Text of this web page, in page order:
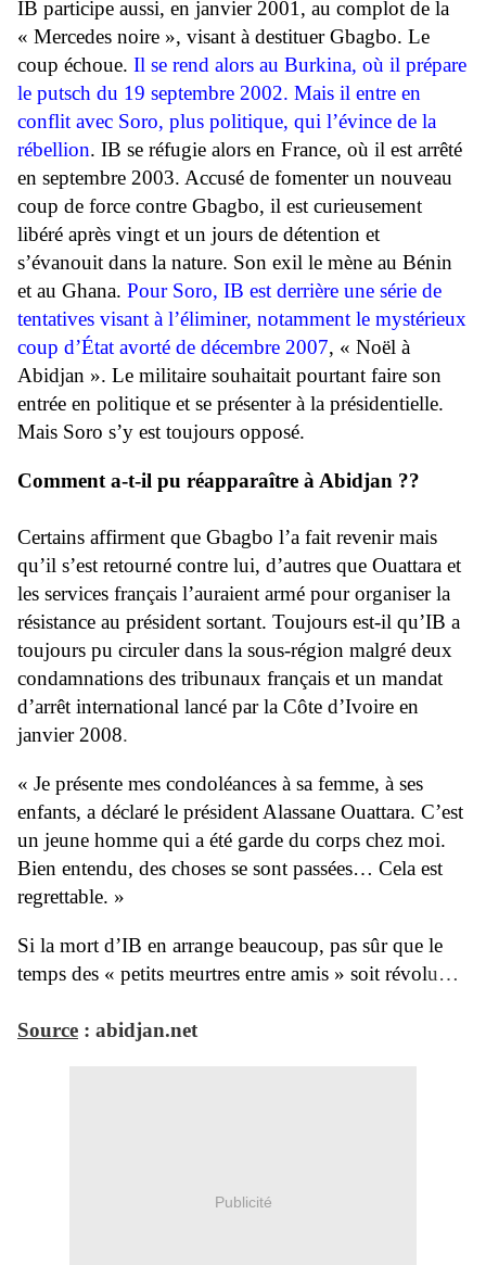
IB participe aussi, en janvier 2001, au complot de la
« Mercedes noire », visant à destituer Gbagbo. Le
coup échoue. Il se rend alors au Burkina, où il prépare
le putsch du 19 septembre 2002. Mais il entre en
conflit avec Soro, plus politique, qui l’évince de la
rébellion. IB se réfugie alors en France, où il est arrêté
en septembre 2003. Accusé de fomenter un nouveau
coup de force contre Gbagbo, il est curieusement
libéré après vingt et un jours de détention et
s’évanouit dans la nature. Son exil le mène au Bénin
et au Ghana. Pour Soro, IB est derrière une série de
tentatives visant à l’éliminer, notamment le mystérieux
coup d’État avorté de décembre 2007, « Noël à
Abidjan ». Le militaire souhaitait pourtant faire son
entrée en politique et se présenter à la présidentielle.
Mais Soro s’y est toujours opposé.
Comment a-t-il pu réapparaître à Abidjan ??
Certains affirment que Gbagbo l’a fait revenir mais
qu’il s’est retourné contre lui, d’autres que Ouattara et
les services français l’auraient armé pour organiser la
résistance au président sortant. Toujours est-il qu’IB a
toujours pu circuler dans la sous-région malgré deux
condamnations des tribunaux français et un mandat
d’arrêt international lancé par la Côte d’Ivoire en
janvier 2008.
« Je présente mes condoléances à sa femme, à ses
enfants, a déclaré le président Alassane Ouattara. C’est
un jeune homme qui a été garde du corps chez moi.
Bien entendu, des choses se sont passées… Cela est
regrettable. »
Si la mort d’IB en arrange beaucoup, pas sûr que le
temps des « petits meurtres entre amis » soit révolu…
Source : abidjan.net
Publicité